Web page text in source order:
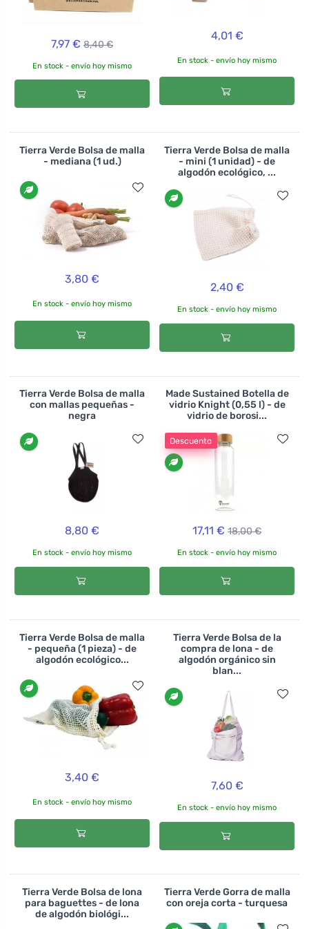
7,97 € 8,40 €
En stock - envío hoy mismo
4,01 €
En stock - envío hoy mismo
Tierra Verde Bolsa de malla
- mediana (1 ud.)
3,80 €
En stock - envío hoy mismo
Tierra Verde Bolsa de malla
- mini (1 unidad) - de
algodón ecológico, ...
2,40 €
En stock - envío hoy mismo
Tierra Verde Bolsa de malla
con mallas pequeñas -
negra
8,80 €
En stock - envío hoy mismo
Made Sustained Botella de
vidrio Knight (0,55 l) - de
vidrio de borosi...
Descuento
17,11 € 18,00 €
En stock - envío hoy mismo
Tierra Verde Bolsa de malla
- pequeña (1 pieza) - de
algodón ecológico...
3,40 €
En stock - envío hoy mismo
Tierra Verde Bolsa de la
compra de lona - de
algodón orgánico sin
blan...
7,60 €
En stock - envío hoy mismo
Tierra Verde Bolsa de lona
para baguettes - de lona
de algodón biológi...
Tierra Verde Gorra de malla
con oreja corta - turquesa